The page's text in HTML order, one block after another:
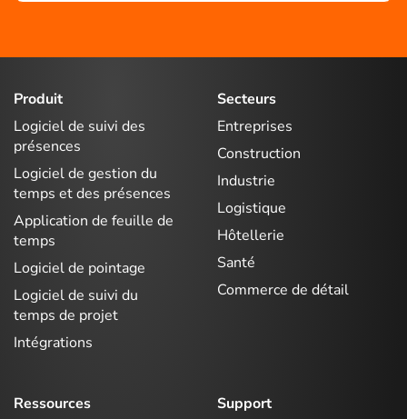
Produit
Logiciel de suivi des
présences
Logiciel de gestion du
temps et des présences
Application de feuille de
temps
Logiciel de pointage
Logiciel de suivi du
temps de projet
Intégrations
Secteurs
Entreprises
Construction
Industrie
Logistique
Hôtellerie
Santé
Commerce de détail
Ressources
Support